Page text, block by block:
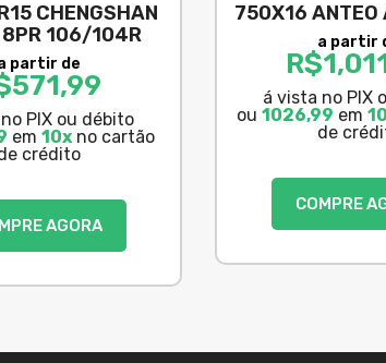
CHENGSHAN
8PR 106/104R
partir de
571,99
PIX ou débito
em 10x no cartão
crédito
AGORA
750X16 ANTEO
a partir
R$
á vista no PIX
ou 1026,99 em
de
COMPRE